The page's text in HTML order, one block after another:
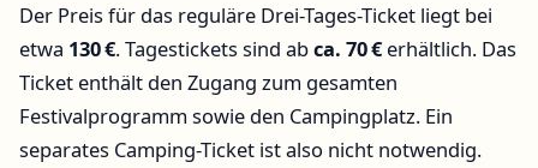
Der Preis für das reguläre Drei-Tages-Ticket liegt bei
etwa 130 €. Tagestickets sind abca. 70 € erhältlich. Das
Ticket enthält den Zugang zum gesamten
Festivalprogramm sowie den Campingplatz. Ein
separates Camping-Ticket ist also nicht notwendig.